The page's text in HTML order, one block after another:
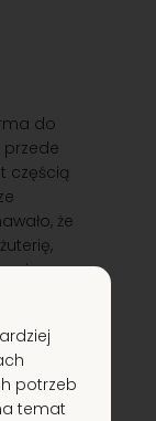
do
częścią
że
są w
się
potrzeb
temat